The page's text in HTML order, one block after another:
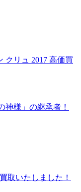
クリュ 2017 高価買
神様」の継承者！
取いたしました！